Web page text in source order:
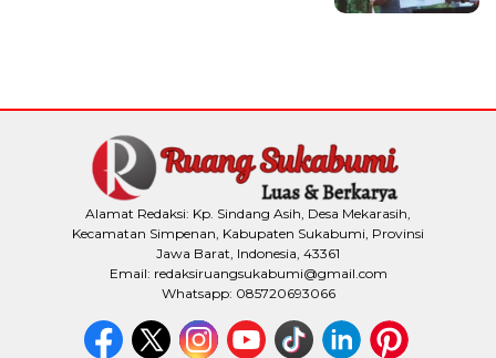
Alamat Redaksi: Kp. Sindang Asih, Desa Mekarasih,
Kecamatan Simpenan, Kabupaten Sukabumi, Provinsi
Jawa Barat, Indonesia, 43361
Email: redaksiruangsukabumi@gmail.com
Whatsapp: 085720693066